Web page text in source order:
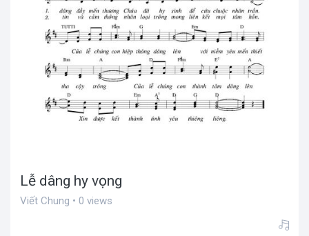
Lễ dâng hy vọng
Viết Chung • 0 views